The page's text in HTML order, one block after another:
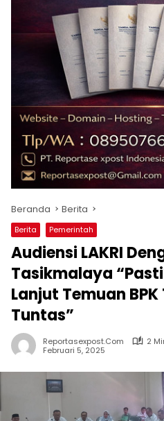
Beranda Berita
Berita Pemerintah
Audiensi LAKRI
Tasikmalaya
Lanjut Temuan
Tuntas”
Reportasexpost.com
2
Februari 5, 2025